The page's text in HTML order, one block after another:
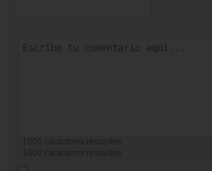
1000
caracteres restantes
1000
caracteres restantes